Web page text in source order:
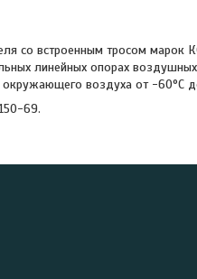
со встроенным тросом
линейных опорах воздушных
окружающего воздуха от -60°С
69.